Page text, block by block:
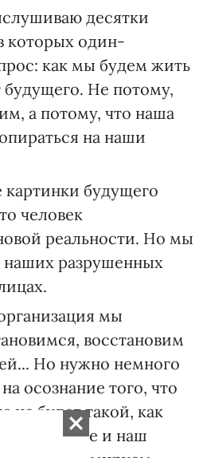
десятки
которых один-
как мы будем жить
будущего. Не потому,
а потому, что наша
на наши
картинки будущего
человек
реальности. Но мы
разрушенных
мы
восстановим
Но нужно немного
осознание того, что
не будет такой, как
это знание и наш